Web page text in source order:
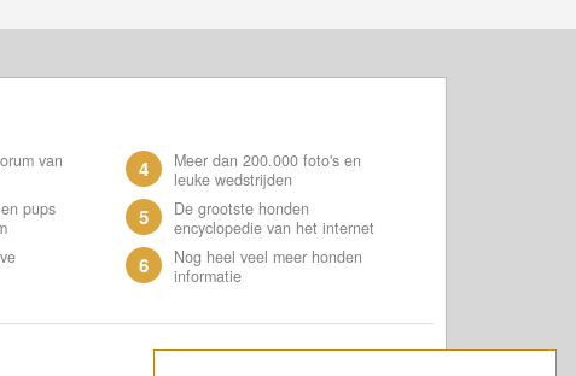
van
pups
4
Meer dan 200.000 foto's en
leuke wedstrijden
5
De grootste honden
encyclopedie van het internet
6
Nog heel veel meer honden
informatie